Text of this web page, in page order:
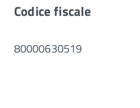
Codice fiscale
80000630519